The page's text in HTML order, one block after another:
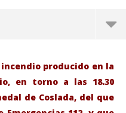
producido en la
en torno a las 18.30
de Coslada, del que